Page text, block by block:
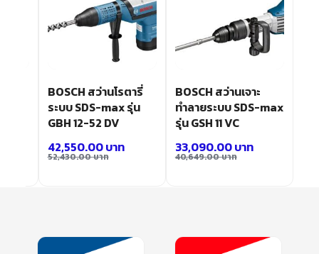
BOSCH สว่านโรตารี่
ระบบ SDS-max รุ่น
GBH 12-52 DV
52,430.00บาท
42,550.00บาท
BOSCH สว่านเจาะ
ทำลายระบบ SDS-max
รุ่น GSH 11 VC
40,649.00บาท
33,090.00บาท